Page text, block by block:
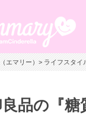
エマリー）>ライフスタイ
品の『